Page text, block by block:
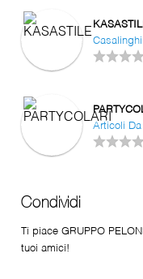
Casalinghi
Articoli
Condividi
Ti piace GRUPPO
tuoi amici!